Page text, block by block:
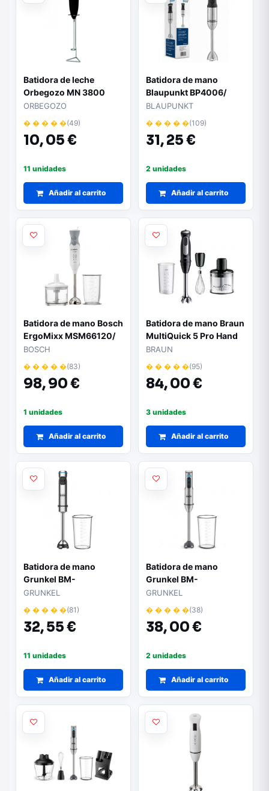
Batidora de leche
Orbegozo MN 3800
ORBEGOZO
� � � � �(49)
10,05 €
11 unidades
Añadir al carrito
Batidora de mano
Blaupunkt BP4006/
1200W
BLAUPUNKT
� � � � �(109)
31,25 €
2 unidades
Añadir al carrito
Batidora de mano Bosch
ErgoMixx MSM66120/
600W/ 12 Velocidades
BOSCH
� � � � �(83)
98,90 €
1 unidades
Añadir al carrito
Batidora de mano Braun
MultiQuick 5 Pro Hand
Blender MQ 55236 M/
1000W/ 26 Velocidades
BRAUN
� � � � �(95)
84,00 €
3 unidades
Añadir al carrito
Batidora de mano
Grunkel BM-
1500EXTREME/
1500W/ Capacidad
0.8L
GRUNKEL
� � � � �(81)
32,55 €
11 unidades
Añadir al carrito
Batidora de mano
Grunkel BM-
2000EXTREME/
2000W/ Capacidad
0.8L
GRUNKEL
� � � � �(38)
38,00 €
2 unidades
Añadir al carrito